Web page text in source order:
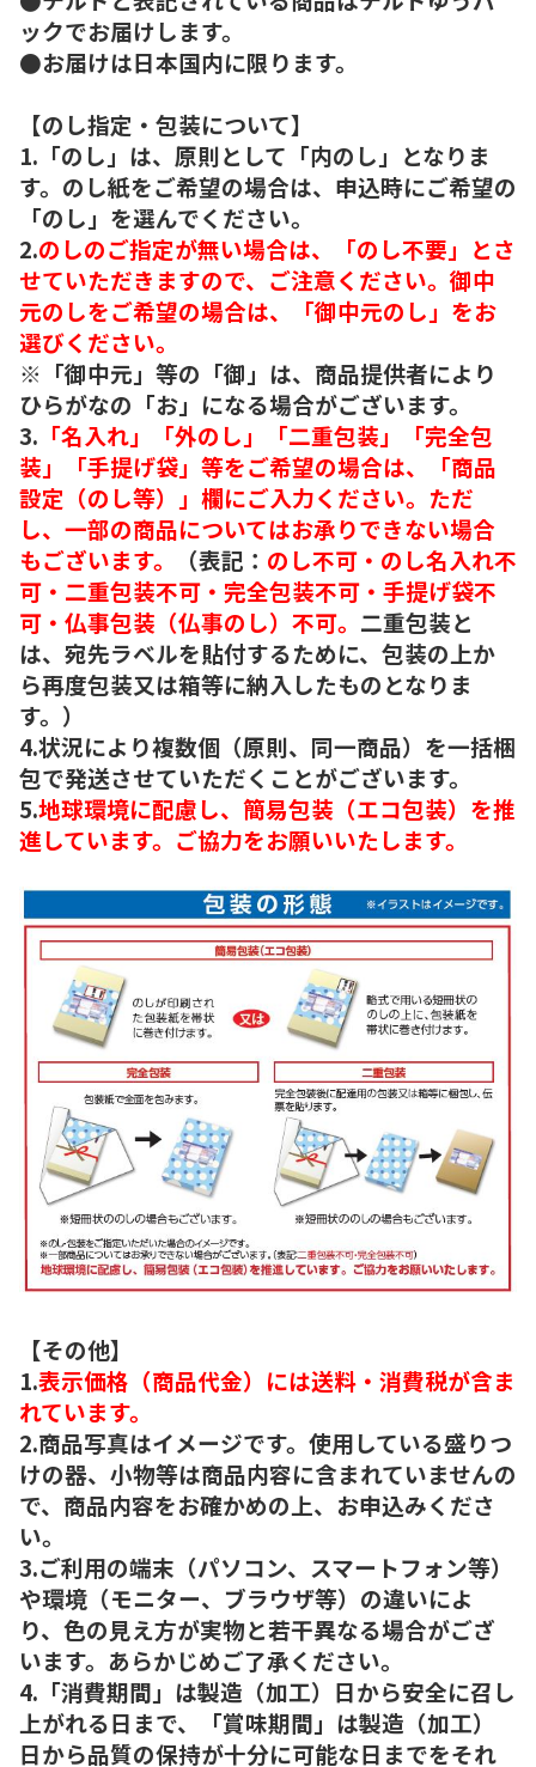
ックでお届けします。
●お届けは日本国内に限ります。
【のし指定・包装について】
1.「のし」は、原則として「内のし」となりま
す。のし紙をご希望の場合は、申込時にご希望の
「のし」を選んでください。
2.のしのご指定が無い場合は、「のし不要」とさ
せていただきますので、ご注意ください。御中
元のしをご希望の場合は、「御中元のし」をお
選びください。
※「御中元」等の「御」は、商品提供者により
ひらがなの「お」になる場合がございます。
3. 「名入れ」「外のし」「二重包装」「完全包
装」「手提げ袋」等をご希望の場合は、「商品
設定（のし等）」欄にご入力ください。ただ
し、一部の商品についてはお承りできない場合
もございます。
（表記： のし不可・のし名入れ不
可・二重包装不可・完全包装不可・手提げ袋不
可・仏事包装（仏事のし）不可。 二重包装と
は、宛先ラベルを貼付するために、包装の上か
ら再度包装又は箱等に納入したものとなりま
す。）
4.状況により複数個（原則、同一商品）を一括梱
包で発送させていただくことがございます。
5.地球環境に配慮し、簡易包装（エコ包装）を推
進しています。ご協力をお願いいたします。
【その他】
1.表示価格（商品代金）には送料・消費税が含ま
れています。
2.商品写真はイメージです。使用している盛りつ
けの器、小物等は商品内容に含まれていませんの
で、商品内容をお確かめの上、お申込みくださ
い。
3.ご利用の端末（パソコン、スマートフォン等）
や環境（モニター、ブラウザ等）の違いによ
り、色の見え方が実物と若干異なる場合がござ
います。あらかじめご了承ください。
4.「消費期間」は製造（加工）日から安全に召し
上がれる日まで、「賞味期間」は製造（加工）
日から品質の保持が十分に可能な日までをそれ